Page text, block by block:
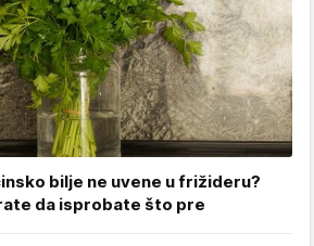
bilje ne uvene u frižideru?
da isprobate što pre